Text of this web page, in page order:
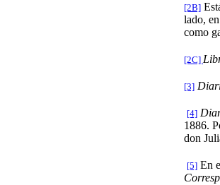
[2B]
lado,
como
[2C]
[3]
[4]
1886.
don
[5] En